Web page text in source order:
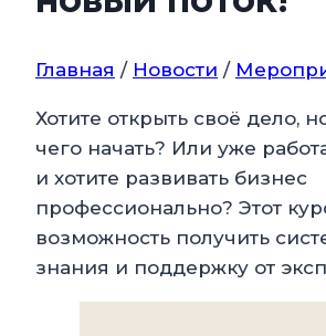
Главная / Новости /
Хотите открыть своё дело,
чего начать? Или уже
и хотите развивать бизнес
профессионально? Этот
возможность получить
знания и поддержку от